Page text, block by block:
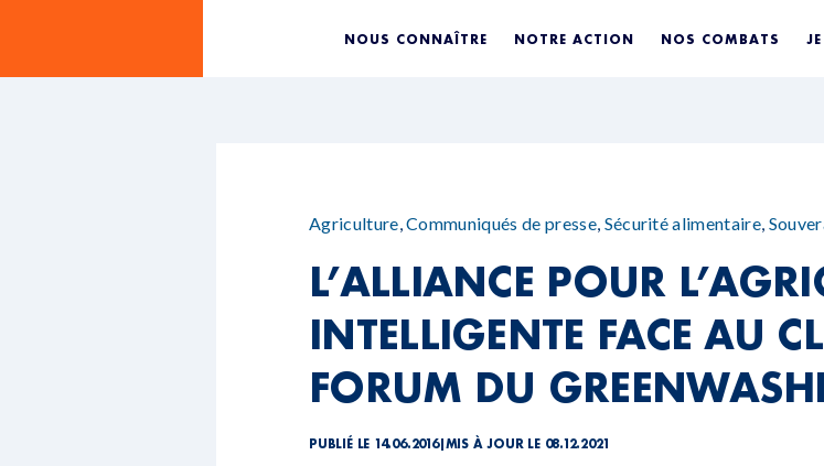
NOUS CONNAÎTRE NOTRE ACTION NOS COMBATS
Agriculture,Communiqués de presse, Sécurité alimentaire,
L’ALLIANCE POUR
INTELLIGENTE FACE AU
FORUM DU
PUBLIÉ LE 14.06.2016| MIS À JOUR LE 08.12.2021